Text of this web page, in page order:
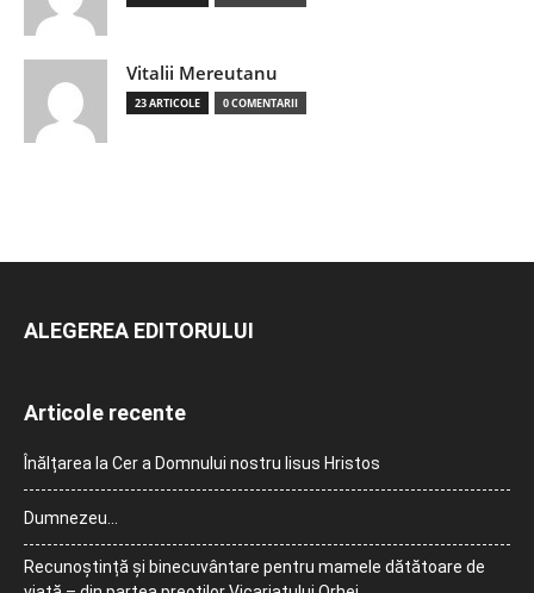
Vitalii Mereutanu
23 ARTICOLE 0 COMENTARII
ALEGEREA EDITORULUI
Articole recente
Înălțarea la Cer a Domnului nostru Iisus Hristos
Dumnezeu…
Recunoștință și binecuvântare pentru mamele dătătoare de